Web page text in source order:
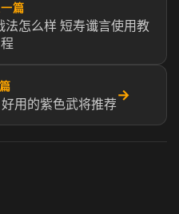
一篇
怎么样 短寿谶言使用教
程
用的紫色武将推荐
→